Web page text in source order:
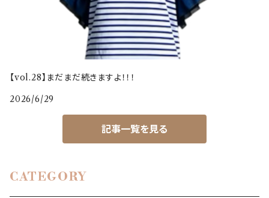
【vol.28】まだまだ続きますよ！！！
2026/6/29
記事一覧を見る
CATEGORY